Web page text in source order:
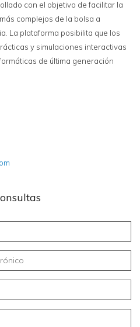
con el objetivo de facilitar la
complejos de la bolsa a
La plataforma posibilita que los
y simulaciones interactivas
de última generación